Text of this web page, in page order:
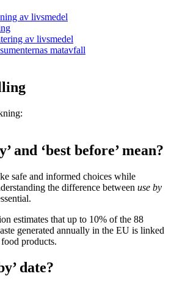
av livsmedel
av livsmedel
matavfall
:
and ‘best before’ mean?
safe and informed choices while
the difference between use by
estimates that up to 10% of the 88
generated annually in the EU is linked
products.
date?